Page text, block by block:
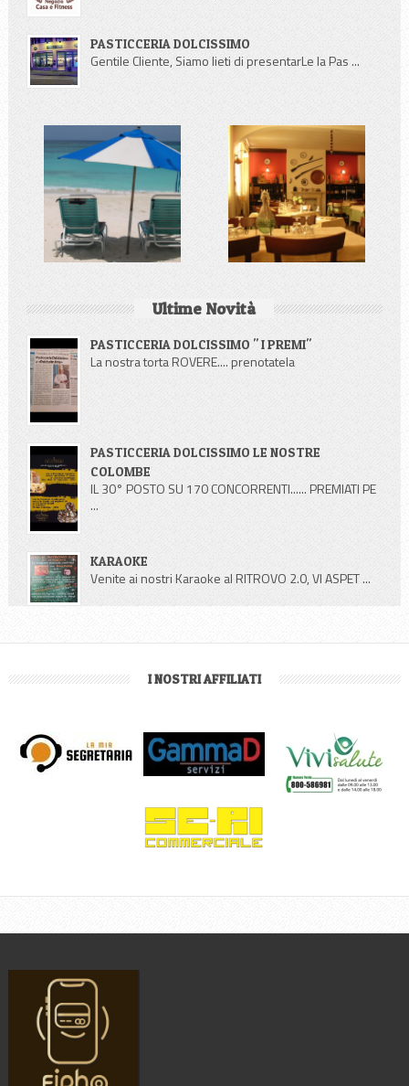
PASTICCERIA DOLCISSIMO
Gentile Cliente, Siamo lieti di presentarLe la Pas ...
Ultime Novità
PASTICCERIA DOLCISSIMO " I PREMI"
La nostra torta ROVERE.... prenotatela
PASTICCERIA DOLCISSIMO LE NOSTRE
COLOMBE
IL 30° POSTO SU 170 CONCORRENTI...... PREMIATI PE
...
KARAOKE
Venite ai nostri Karaoke al RITROVO 2.0, VI ASPET ...
I NOSTRI AFFILIATI